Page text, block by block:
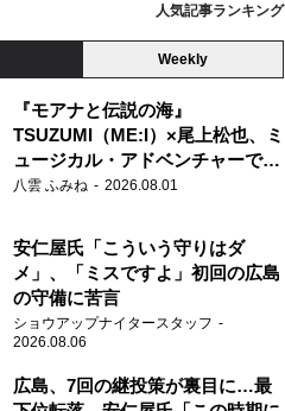
人気記事ランキング
Weekly
『モアナと伝説の海』
TSUZUMI（ME:I）×尾上松也、ミ
ュージカル・アドベンチャーで美
声を響かせる
八雲 ふみね 2026.08.01
安仁屋氏「こういう守りはダ
メ」、「ミスですよ」初回の広島
の守備に苦言
ショウアップナイタースタッフ
2026.08.06
広島、7回の継投策が裏目に…最